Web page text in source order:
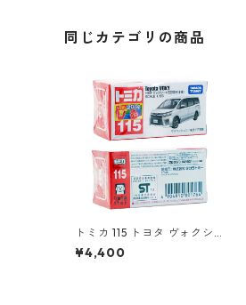
同じカテゴリの商品
トミカ 115 トヨタ ヴォクシ
ー（初回特別仕様）#10801
764
¥4,400